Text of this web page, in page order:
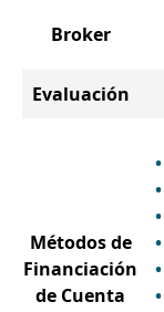
Broker
Evaluación
Métodos de
Financiación
de Cuenta